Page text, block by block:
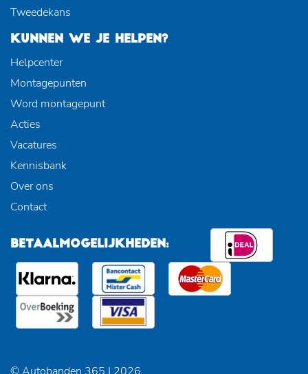
Tweedekans
KUNNEN WE JE HELPEN?
Helpcenter
Montagepunten
Word montagepunt
Acties
Vacatures
Kennisbank
Over ons
Contact
BETAALMOGELIJKHEDEN: